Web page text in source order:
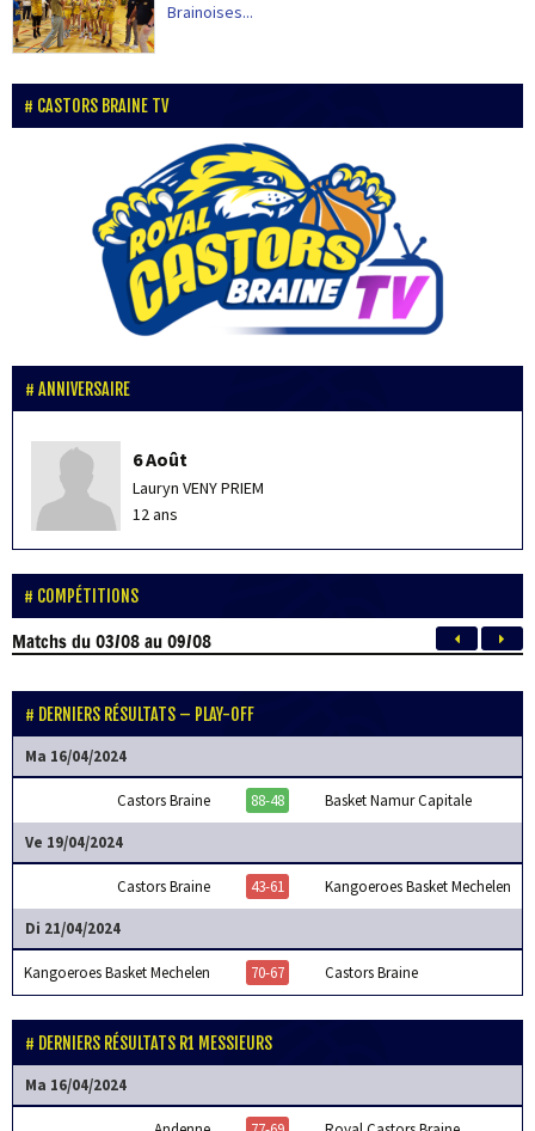
Brainoises...
CASTORS BRAINE TV
ANNIVERSAIRE
6 Août
Lauryn VENY PRIEM
12 ans
COMPÉTITIONS
Matchsdu 03/08 au 09/08
DERNIERS RÉSULTATS – PLAY-OFF
Ma 16/04/2024
Castors Braine 88-48 Basket Namur Capitale
Ve 19/04/2024
Castors Braine 43-61 Kangoeroes Basket Mechelen
Di 21/04/2024
Kangoeroes Basket Mechelen 70-67 Castors Braine
DERNIERS RÉSULTATS R1 MESSIEURS
Ma 16/04/2024